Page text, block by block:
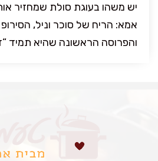
יש משהו בעוגת סולת שמחזיר
אמא: הריח של סוכר וניל,
והפרוסה הראשונה שהיא תמיד